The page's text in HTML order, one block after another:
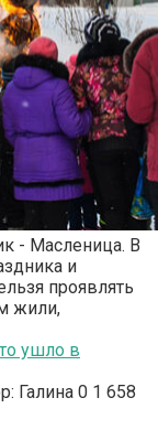
- Масленица. В
и
проявлять
жили,
ушло в
Галина 0 1 658